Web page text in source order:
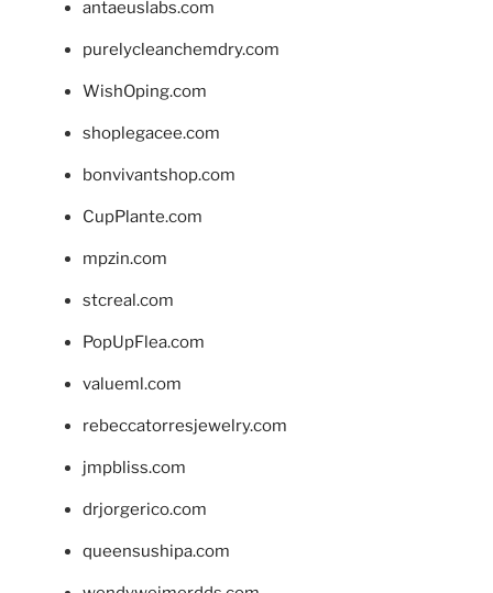
antaeuslabs.com
purelycleanchemdry.com
WishOping.com
shoplegacee.com
bonvivantshop.com
CupPlante.com
mpzin.com
stcreal.com
PopUpFlea.com
valueml.com
rebeccatorresjewelry.com
jmpbliss.com
drjorgerico.com
queensushipa.com